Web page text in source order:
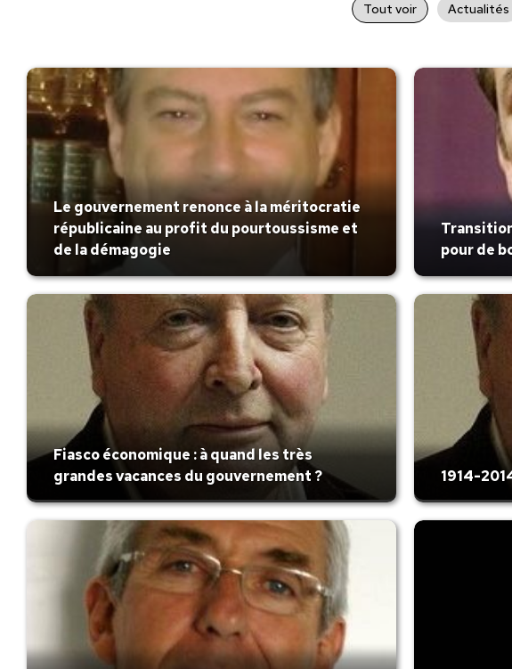
Tout voir Actualités
Le gouvernement renonce à la méritocratie
républicaine au profit du pourtoussisme et
de la démagogie
pour de
Fiasco économique : à quand les très
grandes vacances du gouvernement ?
1914-